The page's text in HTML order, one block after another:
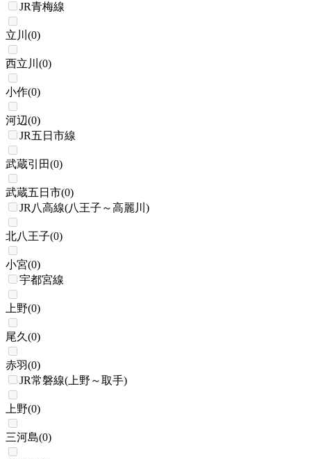
JR青梅線
立川 (0)
西立川 (0)
小作(0)
河辺(0)
JR五日市線
武蔵引田(0)
武蔵五日市(0)
JR八高線(八王子～高麗川)
北八王子(0)
小宮(0)
宇都宮線
上野(0)
尾久 (0)
赤羽(0)
JR常磐線(上野～取手)
上野(0)
三河島(0)